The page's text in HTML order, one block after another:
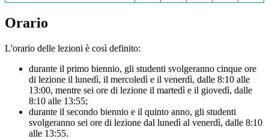
Orario
L'orario delle lezioni è così definito:
durante il primo biennio, gli studenti svolgeranno cinque ore
di lezione il lunedì, il mercoledì e il venerdì, dalle 8:10 alle
13:00, mentre sei ore di lezione il martedì e il giovedì, dalle
8:10 alle 13:55;
durante il secondo biennio e il quinto anno, gli studenti
svolgeranno sei ore di lezione dal lunedì al venerdì, dalle 8:10
alle 13:55.